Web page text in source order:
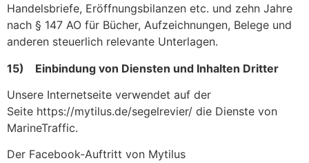
Handelsbriefe, Eröffnungsbilanzen etc. und zehn Jahre
nach § 147 AO für Bücher, Aufzeichnungen, Belege und
anderen steuerlich relevante Unterlagen.
15) Einbindung von Diensten und Inhalten Dritter
Unsere Internetseite verwendet auf der
Seite https://mytilus.de/segelrevier/ die Dienste von
MarineTraffic.
Der Facebook-Auftritt von Mytilus